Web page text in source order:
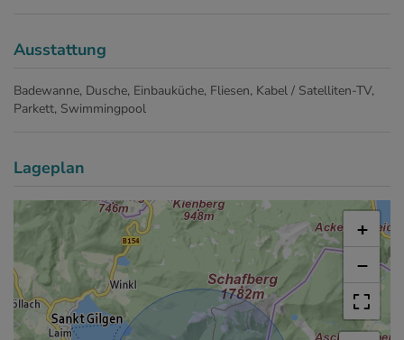
Ausstattung
Badewanne Dusche Einbauküche Fliesen Kabel / Satelliten-TV
Parkett Swimmingpool
Lageplan
+
−